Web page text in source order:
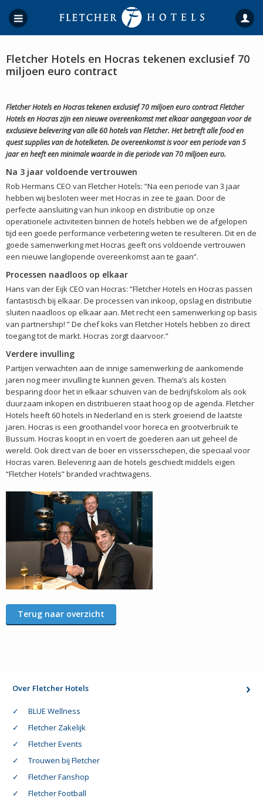
Fletcher Hotels en Hocras tekenen exclusief 70
miljoen euro contract
Fletcher Hotels en Hocras tekenen exclusief 70 miljoen euro contract Fletcher
Hotels en Hocras zijn een nieuwe overeenkomst met elkaar aangegaan voor de
exclusieve belevering van alle 60 hotels van Fletcher. Het betreft alle food en
quest supplies van de hotelketen. De overeenkomst is voor een periode van 5
jaar en heeft een minimale waarde in die periode van 70 miljoen euro.
Na 3 jaar voldoende vertrouwen
Rob Hermans CEO van Fletcher Hotels: ”Na een periode van 3 jaar
hebben wij besloten weer met Hocras in zee te gaan. Door de
perfecte aansluiting van hun inkoop en distributie op onze
operationele activiteiten binnen de hotels hebben we de afgelopen
tijd een goede performance verbetering weten te resulteren. Dit en de
goede samenwerking met Hocras geeft ons voldoende vertrouwen
een nieuwe langlopende overeenkomst aan te gaan”.
Processen naadloos op elkaar
Hans van der Eijk CEO van Hocras: ”Fletcher Hotels en Hocras passen
fantastisch bij elkaar. De processen van inkoop, opslag en distributie
sluiten naadloos op elkaar aan. Met recht een samenwerking op basis
van partnership! ” De chef koks van Fletcher Hotels hebben zo direct
toegang tot de markt. Hocras zorgt daarvoor.”
Verdere invulling
Partijen verwachten aan de innige samenwerking de aankomende
jaren nog meer invulling te kunnen geven. Thema’s als kosten
besparing door het in elkaar schuiven van de bedrijfskolom als ook
duurzaam inkopen en distribueren staat hoog op de agenda. Fletcher
Hotels heeft 60 hotels in Nederland en is sterk groeiend de laatste
jaren. Hocras is een groothandel voor horeca en grootverbruik te
Bussum. Hocras koopt in en voert de goederen aan uit geheel de
wereld. Ook direct van de boer en vissersschepen, die speciaal voor
Hocras varen. Belevering aan de hotels geschiedt middels eigen
“Fletcher Hotels” branded vrachtwagens.
Terug naar overzicht
Over Fletcher Hotels
BLUE Wellness
Fletcher Zakelijk
Fletcher Events
Trouwen bij Fletcher
Fletcher Fanshop
Fletcher Football